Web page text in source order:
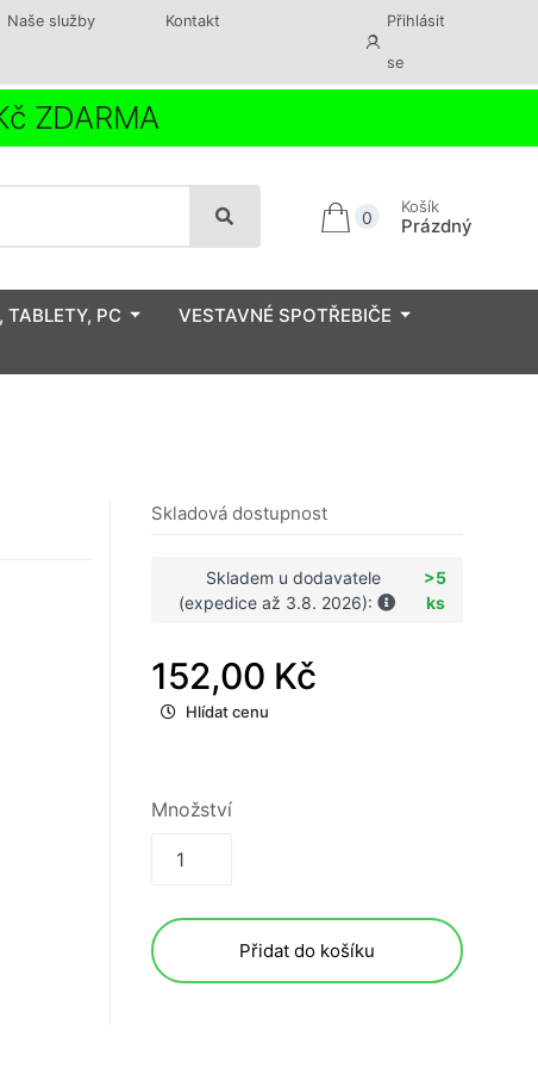
Naše služby Kontakt Přihlásit
se
ZDARMA
0
Košík
Prázdný
TABLETY, PC
VESTAVNÉ SPOTŘEBIČE
Skladová dostupnost
Skladem u dodavatele
(expedice až 3.8. 2026):
>5
ks
152,00 Kč
Hlídat cenu
Množství
Přidat do košíku